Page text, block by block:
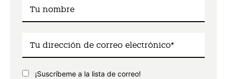
¡Suscríbeme a la lista de correo!